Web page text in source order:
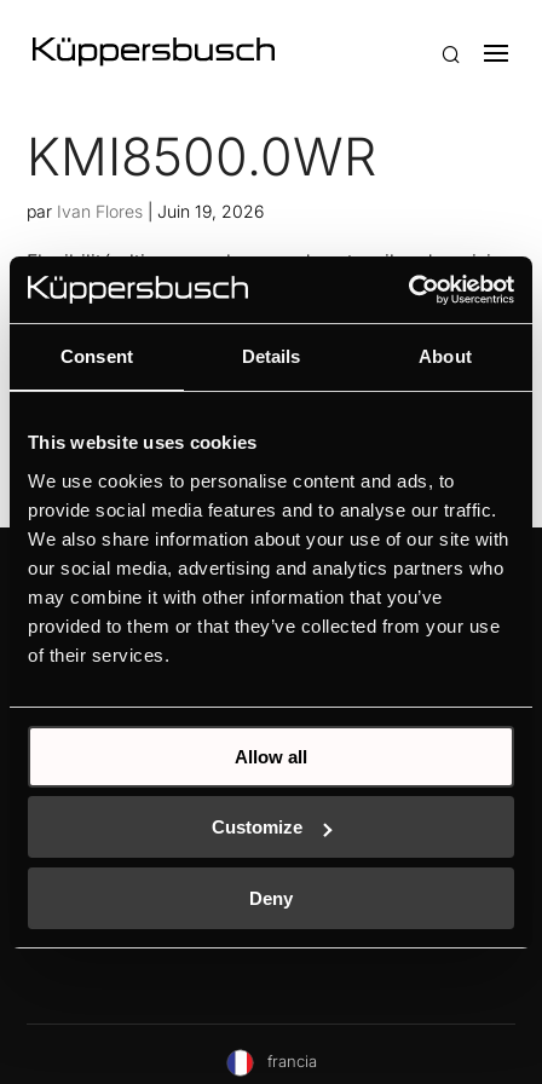
Consent Details About
This website uses cookies
We use cookies to personalise content and ads, to
provide social media features and to analyse our traffic.
We also share information about your use of our site with
our social media, advertising and analytics partners who
may combine it with other information that you’ve
provided to them or that they’ve collected from your use
of their services.
Allow all
Customize
Deny
KMI8500.0WR
par Ivan Flores |Juin 19, 2026
Flexibilité ultime pour les grands ustensiles de cuisine
avec l’induction FlexSélection des différentes zones
de cuisson grâce à selectControlPuissance
d’aspiration efficace grâce à la classe d’efficacité
ASéparation maximale des graisses grâce au...
PRODUITS
FOURS
TABLES DE CUISSON
GAMME-DU-FROID
APPRENEZ À CONNAÎTRE
KÜPPERSBUSCH
MARQUE
TÉLÉCHARGEMENTS
CONTACT
francia